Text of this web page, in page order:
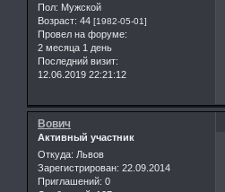
Пол: Мужской
Возраст: 44 [1982-05-01]
Провел на форуме:
2 месяца 1 день
Последний визит:
12.06.2019 22:21:12
Вович
Активный участник
Откуда: Львов
Зарегистрирован: 22.09.2014
Приглашений: 0